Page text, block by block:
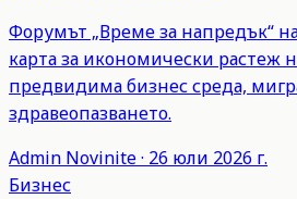
Форумът „Време за напредък“
карта за икономически растеж
предвидима бизнес среда,
здравеопазването.
Admin Novinite· 26 юли 2026 г.
Бизнес